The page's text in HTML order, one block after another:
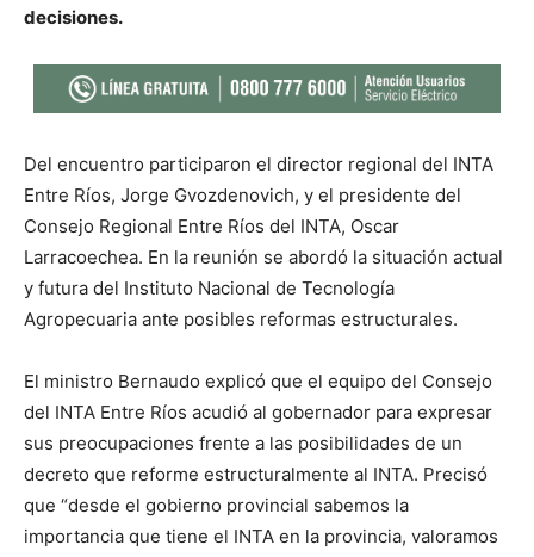
decisiones.
Del encuentro participaron el director regional del INTA
Entre Ríos, Jorge Gvozdenovich, y el presidente del
Consejo Regional Entre Ríos del INTA, Oscar
Larracoechea. En la reunión se abordó la situación actual
y futura del Instituto Nacional de Tecnología
Agropecuaria ante posibles reformas estructurales.
El ministro Bernaudo explicó que el equipo del Consejo
del INTA Entre Ríos acudió al gobernador para expresar
sus preocupaciones frente a las posibilidades de un
decreto que reforme estructuralmente al INTA. Precisó
que “desde el gobierno provincial sabemos la
importancia que tiene el INTA en la provincia, valoramos